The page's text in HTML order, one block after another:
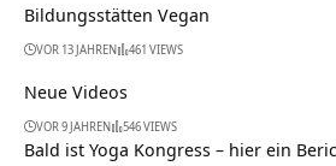
Bildungsstätten Vegan
VOR 13 JAHREN 461 VIEWS
Neue Videos
VOR 9 JAHREN 546 VIEWS
Bald ist Yoga Kongress – hier ein